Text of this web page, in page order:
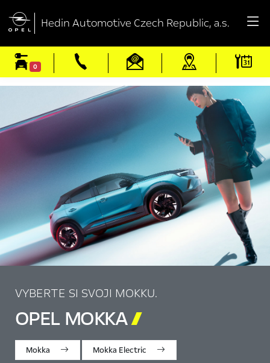
 Hedin Automotive Czech Republic, a.s.
0
VYBERTE SI SVOJI MOKKU.
OPEL MOKKA
Mokka Mokka Electric